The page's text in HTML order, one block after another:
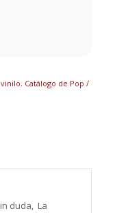
, Catálogo de Pop /
duda, La